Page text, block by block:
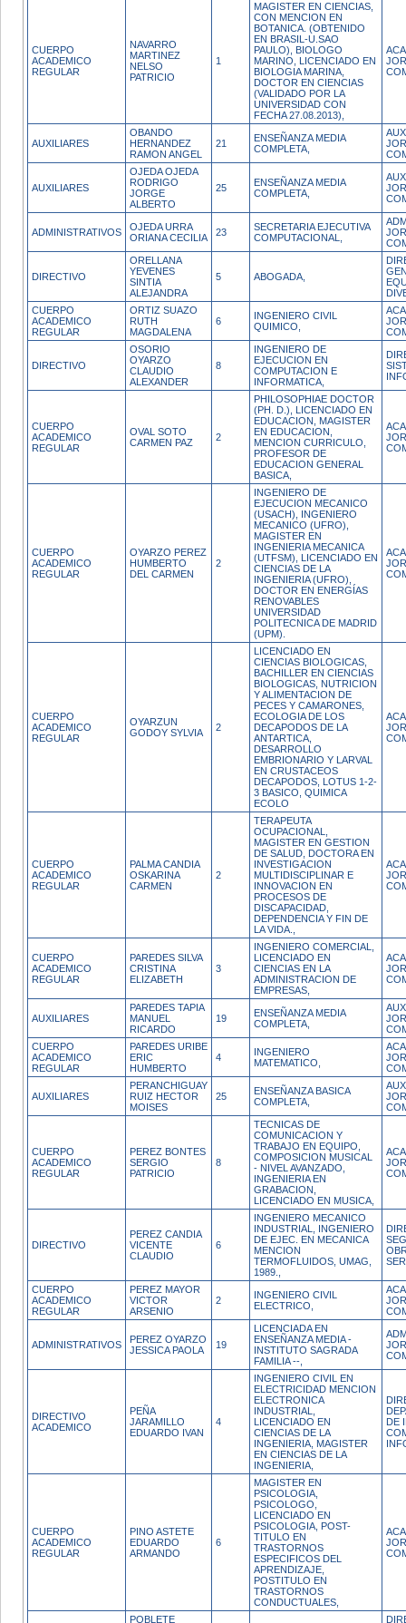
CUERPO
ACADEMICO
REGULAR
NAVARRO
MARTINEZ
NELSO
PATRICIO
1
MAGISTER EN CIENCIAS,
CON MENCION EN
BOTANICA. (OBTENIDO
EN BRASIL-U.SAO
PAULO), BIOLOGO
MARINO, LICENCIADO EN
BIOLOGIA MARINA,
DOCTOR EN CIENCIAS
(VALIDADO POR LA
UNIVERSIDAD CON
FECHA 27.08.2013),
AUXILIARES
OBANDO
HERNANDEZ
RAMON ANGEL
21
ENSEÑANZA MEDIA
COMPLETA,
AUXILIARES
OJEDA OJEDA
RODRIGO
JORGE
ALBERTO
25
ENSEÑANZA MEDIA
COMPLETA,
ADMINISTRATIVOS
OJEDA URRA
ORIANA CECILIA
23
SECRETARIA EJECUTIVA
COMPUTACIONAL,
DIRECTIVO
ORELLANA
YEVENES
SINTIA
ALEJANDRA
5 ABOGADA,
CUERPO
ACADEMICO
REGULAR
ORTIZ SUAZO
RUTH
MAGDALENA
6
INGENIERO CIVIL
QUIMICO,
DIRECTIVO
OSORIO
OYARZO
CLAUDIO
ALEXANDER
8
INGENIERO DE
EJECUCION EN
COMPUTACION E
INFORMATICA,
CUERPO
ACADEMICO
REGULAR
OVAL SOTO
CARMEN PAZ
2
PHILOSOPHIAE DOCTOR
(PH. D.), LICENCIADO EN
EDUCACION, MAGISTER
EN EDUCACION,
MENCION CURRICULO,
PROFESOR DE
EDUCACION GENERAL
BASICA,
CUERPO
ACADEMICO
REGULAR
OYARZO PEREZ
HUMBERTO
DEL CARMEN
2
INGENIERO DE
EJECUCION MECANICO
(USACH), INGENIERO
MECANICO (UFRO),
MAGISTER EN
INGENIERIA MECANICA
(UTFSM), LICENCIADO EN
CIENCIAS DE LA
INGENIERIA (UFRO),
DOCTOR EN ENERGÍAS
RENOVABLES
UNIVERSIDAD
POLITECNICA DE MADRID
(UPM).
CUERPO
ACADEMICO
REGULAR
OYARZUN
GODOY SYLVIA
2
LICENCIADO EN
CIENCIAS BIOLOGICAS,
BACHILLER EN CIENCIAS
BIOLOGICAS, NUTRICION
Y ALIMENTACION DE
PECES Y CAMARONES,
ECOLOGIA DE LOS
DECAPODOS DE LA
ANTARTICA,
DESARROLLO
EMBRIONARIO Y LARVAL
EN CRUSTACEOS
DECAPODOS, LOTUS 1-2-
3 BASICO, QUIMICA
ECOLO
CUERPO
ACADEMICO
REGULAR
PALMA CANDIA
OSKARINA
CARMEN
2
TERAPEUTA
OCUPACIONAL,
MAGISTER EN GESTION
DE SALUD, DOCTORA EN
INVESTIGACION
MULTIDISCIPLINAR E
INNOVACION EN
PROCESOS DE
DISCAPACIDAD,
DEPENDENCIA Y FIN DE
LA VIDA.,
CUERPO
ACADEMICO
REGULAR
PAREDES SILVA
CRISTINA
ELIZABETH
3
INGENIERO COMERCIAL,
LICENCIADO EN
CIENCIAS EN LA
ADMINISTRACION DE
EMPRESAS,
AUXILIARES
PAREDES TAPIA
MANUEL
RICARDO
19
ENSEÑANZA MEDIA
COMPLETA,
CUERPO
ACADEMICO
REGULAR
PAREDES URIBE
ERIC
HUMBERTO
4
INGENIERO
MATEMATICO,
AUXILIARES
PERANCHIGUAY
RUIZ HECTOR
MOISES
25
ENSEÑANZA BASICA
COMPLETA,
CUERPO
ACADEMICO
REGULAR
PEREZ BONTES
SERGIO
PATRICIO
8
TECNICAS DE
COMUNICACION Y
TRABAJO EN EQUIPO,
COMPOSICION MUSICAL
- NIVEL AVANZADO,
INGENIERIA EN
GRABACION,
LICENCIADO EN MUSICA,
DIRECTIVO
PEREZ CANDIA
VICENTE
CLAUDIO
6
INGENIERO MECANICO
INDUSTRIAL, INGENIERO
DE EJEC. EN MECANICA
MENCION
TERMOFLUIDOS, UMAG,
1989.,
CUERPO
ACADEMICO
REGULAR
PEREZ MAYOR
VICTOR
ARSENIO
2
INGENIERO CIVIL
ELECTRICO,
ADMINISTRATIVOS
PEREZ OYARZO
JESSICA PAOLA
19
LICENCIADA EN
ENSEÑANZA MEDIA -
INSTITUTO SAGRADA
FAMILIA --,
DIRECTIVO
ACADEMICO
PEÑA
JARAMILLO
EDUARDO IVAN
4
INGENIERO CIVIL EN
ELECTRICIDAD MENCION
ELECTRONICA
INDUSTRIAL,
LICENCIADO EN
CIENCIAS DE LA
INGENIERIA, MAGISTER
EN CIENCIAS DE LA
INGENIERIA,
DE
CUERPO
ACADEMICO
REGULAR
PINO ASTETE
EDUARDO
ARMANDO
6
MAGISTER EN
PSICOLOGIA,
PSICOLOGO,
LICENCIADO EN
PSICOLOGIA, POST-
TITULO EN
TRASTORNOS
ESPECIFICOS DEL
APRENDIZAJE,
POSTITULO EN
TRASTORNOS
CONDUCTUALES,
POBLETE